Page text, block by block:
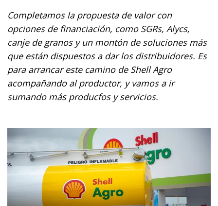
Completamos la propuesta de valor con
opciones de financiación, como SGRs, Alycs,
canje de granos y un montón de soluciones más
que están dispuestos a dar los distribuidores. Es
para arrancar este camino de Shell Agro
acompañando al productor, y vamos a ir
sumando más producfos y servicios.